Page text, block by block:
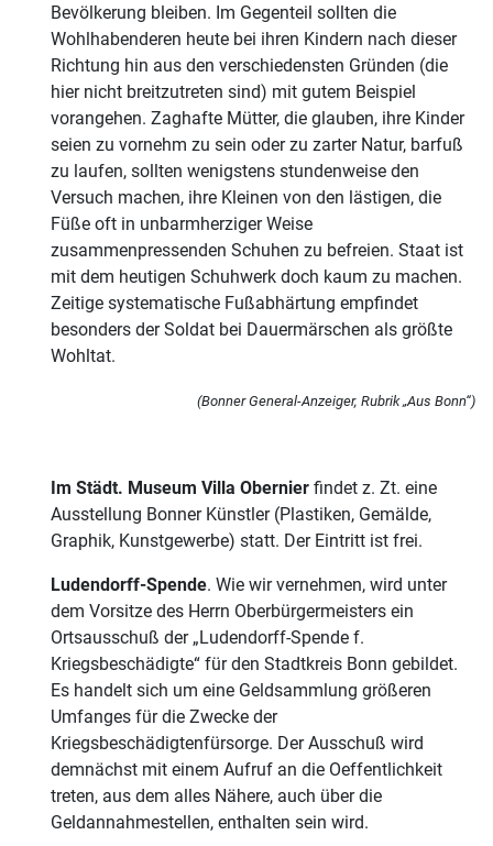
Bevölkerung bleiben. Im Gegenteil sollten die
Wohlhabenderen heute bei ihren Kindern nach dieser
Richtung hin aus den verschiedensten Gründen (die
hier nicht breitzutreten sind) mit gutem Beispiel
vorangehen. Zaghafte Mütter, die glauben, ihre Kinder
seien zu vornehm zu sein oder zu zarter Natur, barfuß
zu laufen, sollten wenigstens stundenweise den
Versuch machen, ihre Kleinen von den lästigen, die
Füße oft in unbarmherziger Weise
zusammenpressenden Schuhen zu befreien. Staat ist
mit dem heutigen Schuhwerk doch kaum zu machen.
Zeitige systematische Fußabhärtung empfindet
besonders der Soldat bei Dauermärschen als größte
Wohltat.
(Bonner General-Anzeiger, Rubrik „Aus Bonn“)
Im Städt. Museum Villa Obernier findet z. Zt. eine
Ausstellung Bonner Künstler (Plastiken, Gemälde,
Graphik, Kunstgewerbe) statt. Der Eintritt ist frei.
Ludendorff-Spende. Wie wir vernehmen, wird unter
dem Vorsitze des Herrn Oberbürgermeisters ein
Ortsausschuß der „Ludendorff-Spende f.
Kriegsbeschädigte“ für den Stadtkreis Bonn gebildet.
Es handelt sich um eine Geldsammlung größeren
Umfanges für die Zwecke der
Kriegsbeschädigtenfürsorge. Der Ausschuß wird
demnächst mit einem Aufruf an die Oeffentlichkeit
treten, aus dem alles Nähere, auch über die
Geldannahmestellen, enthalten sein wird.